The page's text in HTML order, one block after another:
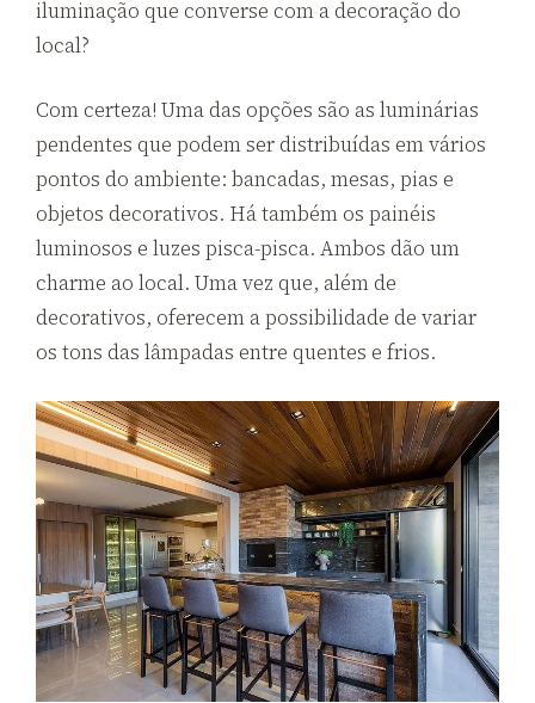
iluminação que converse com a decoração do
local?
Com certeza! Uma das opções são as luminárias
pendentes que podem ser distribuídas em vários
pontos do ambiente: bancadas, mesas, pias e
objetos decorativos. Há também os painéis
luminosos e luzes pisca-pisca. Ambos dão um
charme ao local. Uma vez que, além de
decorativos, oferecem a possibilidade de variar
os tons das lâmpadas entre quentes e frios.